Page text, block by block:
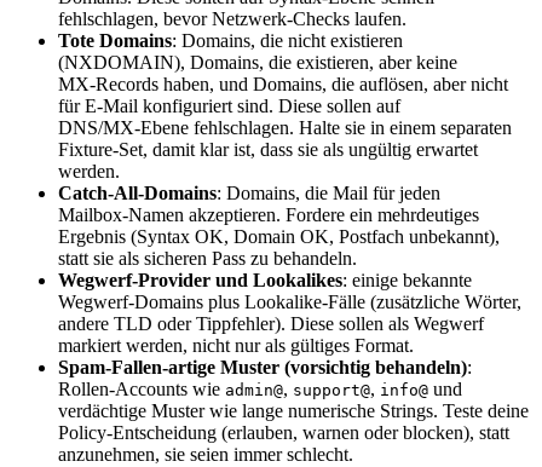
fehlschlagen, bevor Netzwerk‑Checks laufen.
Tote Domains: Domains, die nicht existieren
(NXDOMAIN), Domains, die existieren, aber keine
MX‑Records haben, und Domains, die auflösen, aber nicht
für E‑Mail konfiguriert sind. Diese sollen auf
DNS/MX‑Ebene fehlschlagen. Halte sie in einem separaten
Fixture‑Set, damit klar ist, dass sie als ungültig erwartet
werden.
Catch‑All‑Domains: Domains, die Mail für jeden
Mailbox‑Namen akzeptieren. Fordere ein mehrdeutiges
Ergebnis (Syntax OK, Domain OK, Postfach unbekannt),
statt sie als sicheren Pass zu behandeln.
Wegwerf‑Provider und Lookalikes: einige bekannte
Wegwerf‑Domains plus Lookalike‑Fälle (zusätzliche Wörter,
andere TLD oder Tippfehler). Diese sollen als Wegwerf
markiert werden, nicht nur als gültiges Format.
Spam‑Fallen‑artige Muster (vorsichtig behandeln):
Rollen‑Accounts wie admin@, support@, info@ und
verdächtige Muster wie lange numerische Strings. Teste deine
Policy‑Entscheidung (erlauben, warnen oder blocken), statt
anzunehmen, sie seien immer schlecht.